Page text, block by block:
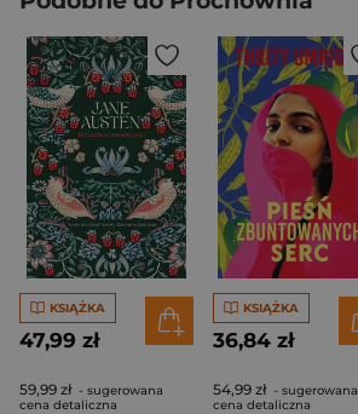
KSIĄŻKA
47,99 zł
59,99 zł - sugerowana
cena detaliczna
KSIĄŻKA
36,84 zł
54,99 zł - sugerowana
cena detaliczna